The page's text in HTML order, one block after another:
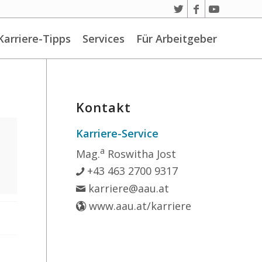
Tipps Services Für Arbeitgeber
Kontakt
Karriere-Service
Mag.a Roswitha Jost
+43 463 2700 9317
karriere@aau.at
www.aau.at/karriere